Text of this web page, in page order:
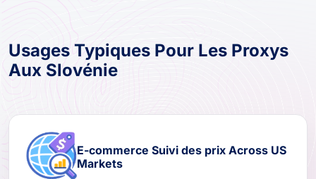
Usages Typiques Pour Les Proxys
Aux Slovénie
E-commerce Suivi des prix Across US
Markets